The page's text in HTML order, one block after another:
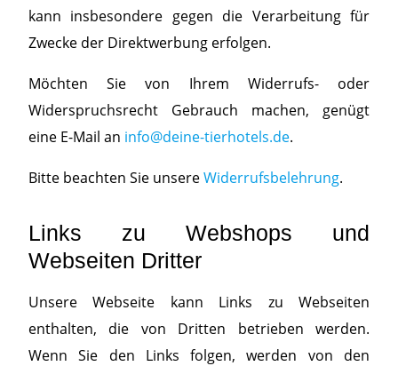
kann insbesondere gegen die Verarbeitung für
Zwecke der Direktwerbung erfolgen.
Möchten Sie von Ihrem Widerrufs- oder
Widerspruchsrecht Gebrauch machen, genügt
eine E-Mail an info@deine-tierhotels.de.
Bitte beachten Sie unsereWiderrufsbelehrung.
Links zu Webshops und
Webseiten Dritter
Unsere Webseite kann Links zu Webseiten
enthalten, die von Dritten betrieben werden.
Wenn Sie den Links folgen, werden von den